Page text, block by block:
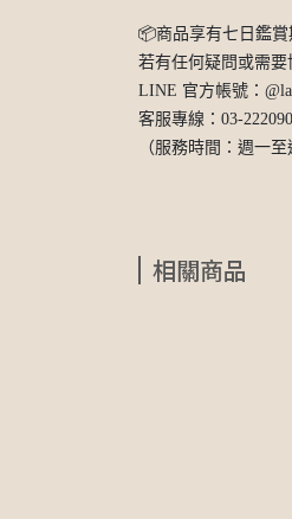
📦商品享有七日鑑賞
若有任何疑問或需要
LINE 官方帳號：
客服專線：03-
（服務時間：週一至
相關商品